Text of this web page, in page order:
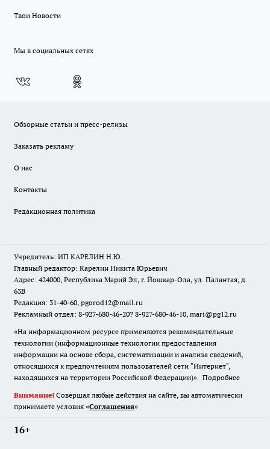
Твои Новости
Мы в социальных сетях
Обзорные статьи и пресс-релизы
Заказать рекламу
О нас
Контакты
Редакционная политика
Учредитель: ИП КАРЕЛИН Н.Ю.
Главный редактор: Карелин Никита Юрьевич
Адрес: 424000, Республика Марий Эл, г. Йошкар-Ола, ул. Палантая, д.
63В
Редакция: 31-40-60, pgorod12@mail.ru
Рекламный отдел: 8-927-680-46-20? 8-927-680-46-10, mari@pg12.ru
«На информационном ресурсе применяются рекомендательные
технологии (информационные технологии предоставления
информации на основе сбора, систематизации и анализа сведений,
относящихся к предпочтениям пользователей сети "Интернет",
находящихся на территории Российской Федерации)». Подробнее
Внимание! Совершая любые действия на сайте, вы автоматически
принимаете условия «Cоглашения»
16+